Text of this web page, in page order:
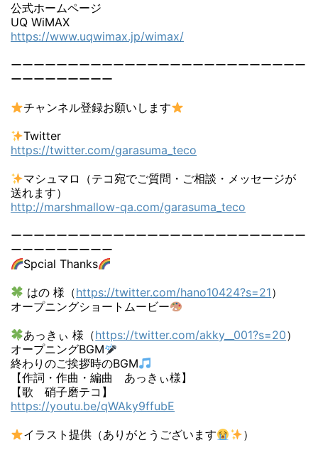
公式ホームページ
UQ WiMAX
https://www.uqwimax.jp/wimax/
ーーーーーーーーーーーーーーーーーーーーーーーーーー
ーーーーーーーーー
チャンネル登録お願いします
Twitter
https://twitter.com/garasuma_teco
マシュマロ（テコ宛でご質問・ご相談・メッセージが
送れます）
http://marshmallow-qa.com/garasuma_teco
ーーーーーーーーーーーーーーーーーーーーーーーーーー
ーーーーーーーーー
Spcial Thanks
はの 様（https://twitter.com/hano10424?s=21）
オープニングショートムービー
あっきぃ 様（https://twitter.com/akky__001?s=20）
オープニングBGM
終わりのご挨拶時のBGM
【作詞・作曲・編曲 あっきぃ様】
【歌 硝子磨テコ】
https://youtu.be/qWAky9ffubE
イラスト提供（ありがとうございます
）